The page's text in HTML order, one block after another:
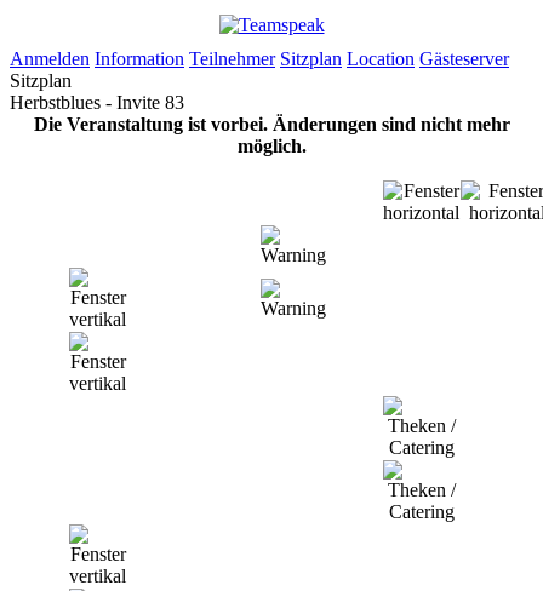
Anmelden Information Teilnehmer Sitzplan Location Gästeserver
Sitzplan
Herbstblues - Invite 83
Die Veranstaltung ist vorbei. Änderungen sind nicht mehr
möglich.